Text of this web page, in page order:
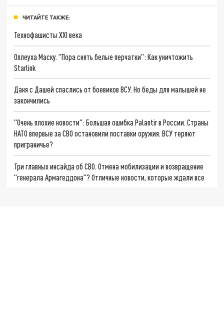
ЧИТАЙТЕ ТАКЖЕ:
Технофашисты XXI века
Оплеуха Маску. "Пора снять белые перчатки": Как уничтожить
Starlink
Даня с Дашей спаслись от боевиков ВСУ. Но беды для малышей не
закончились
"Очень плохие новости": Большая ошибка Palantir в России. Страны
НАТО впервые за СВО остановили поставки оружия. ВСУ теряют
приграничье?
Три главных инсайда об СВО. Отмена мобилизации и возвращение
"генерала Армагеддона"? Отличные новости, которые ждали все